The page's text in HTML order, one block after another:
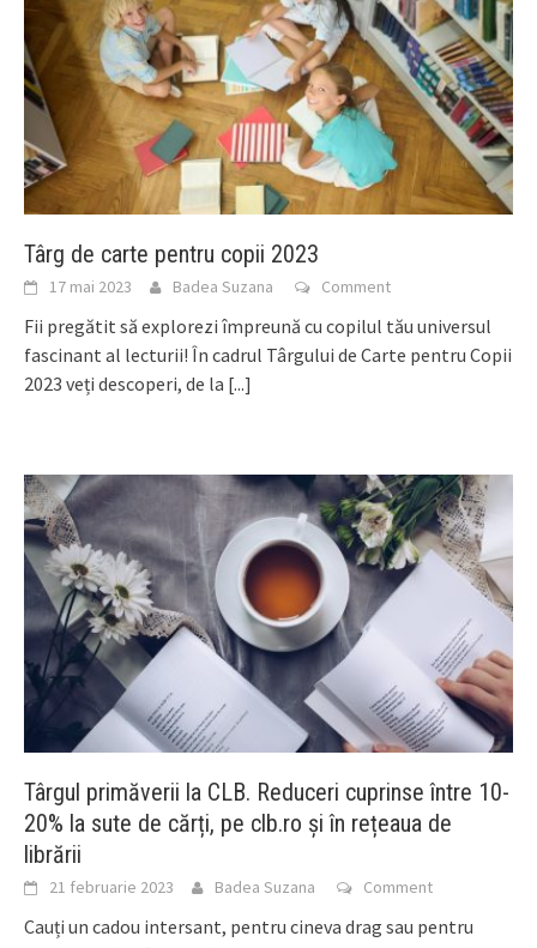
Târg de carte pentru copii 2023
17 mai 2023 Badea Suzana Comment
Fii pregătit să explorezi împreună cu copilul tău universul
fascinant al lecturii! În cadrul Târgului de Carte pentru Copii
2023 veți descoperi, de la [...]
Târgul primăverii la CLB. Reduceri cuprinse între 10-
20% la sute de cărți, pe clb.ro și în rețeaua de
librării
21 februarie 2023 Badea Suzana Comment
Cauți un cadou intersant, pentru cineva drag sau pentru